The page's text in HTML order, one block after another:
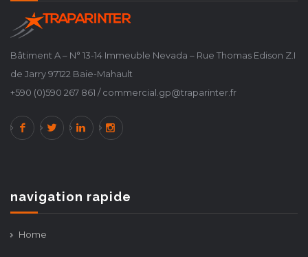
Bâtiment A – N° 13-14 Immeuble Nevada – Rue Thomas Edison Z.I
de Jarry 97122 Baie-Mahault
+590 (0)590 267 861 / commercial.gp@traparinter.fr
navigation rapide
Home